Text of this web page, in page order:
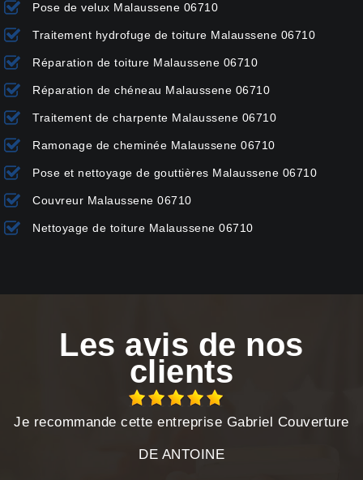
Pose de velux Malaussene 06710
Traitement hydrofuge de toiture Malaussene 06710
Réparation de toiture Malaussene 06710
Réparation de chéneau Malaussene 06710
Traitement de charpente Malaussene 06710
Ramonage de cheminée Malaussene 06710
Pose et nettoyage de gouttières Malaussene 06710
Couvreur Malaussene 06710
Nettoyage de toiture Malaussene 06710
Les avis de nos
clients
Je recommande cette entreprise Gabriel Couverture
DE ANTOINE